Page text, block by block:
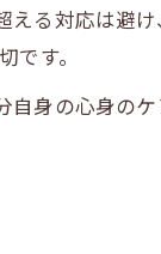
る対応は避
す。
身の心身の